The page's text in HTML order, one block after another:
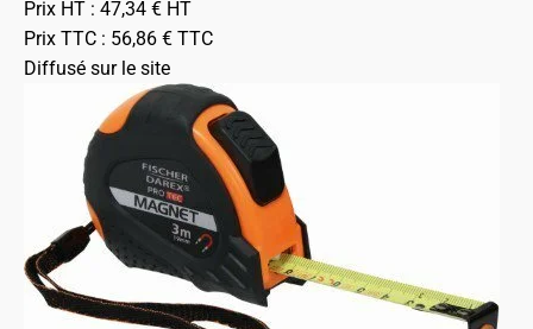
Prix HT : 47,34 € HT
Prix TTC : 56,86 € TTC
Diffusé sur le site